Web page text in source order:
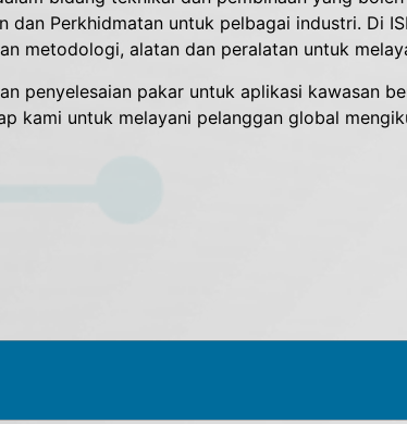
dan Perkhidmatan untuk pelbagai industri. Di
metodologi, alatan dan peralatan untuk
penyelesaian pakar untuk aplikasi kawasan
kami untuk melayani pelanggan global